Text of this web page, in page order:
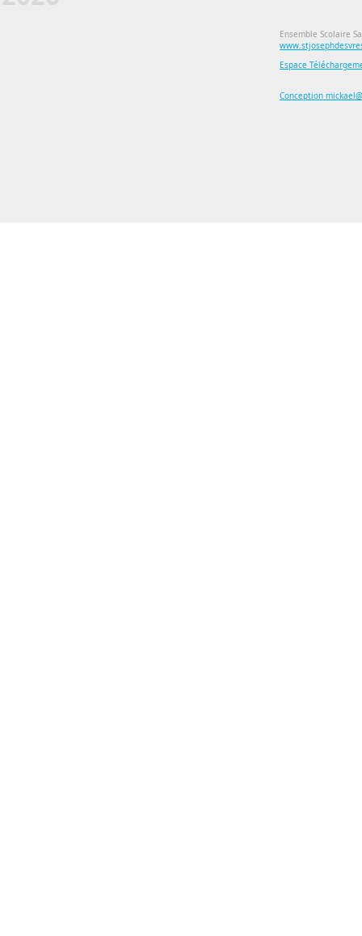
Ensemble Scolaire
Espace
Conception